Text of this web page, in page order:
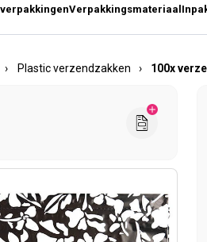
Verpakkingsmateriaal
› Plastic verzendzakken › 100x